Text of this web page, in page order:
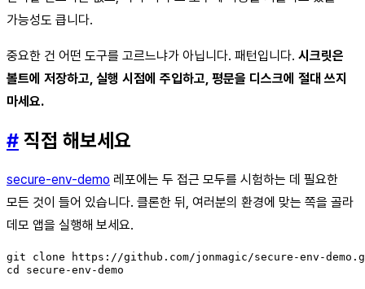
가능성도 큽니다.
중요한 건 어떤 도구를 고르느냐가 아닙니다. 패턴입니다. 시크릿은
볼트에 저장하고, 실행 시점에 주입하고, 평문을 디스크에 절대 쓰지
마세요.
# 직접 해보세요
secure-env-demo 레포에는 두 접근 모두를 시험하는 데 필요한
모든 것이 들어 있습니다. 클론한 뒤, 여러분의 환경에 맞는 쪽을 골라
데모 앱을 실행해 보세요.
git clone https://github.com/jonmagic/secure-env-
cd secure-env-demo